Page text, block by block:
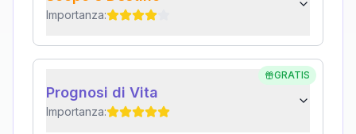
Importanza:
GRATIS
Prognosi di Vita
Importanza: